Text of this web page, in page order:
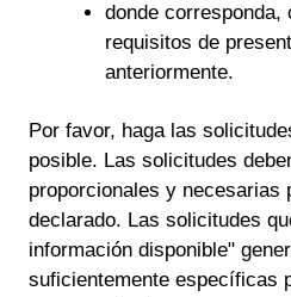
donde corresponda,
requisitos de
anteriormente.
Por favor, haga las
posible. Las solicitudes
proporcionales y necesarias
declarado. Las solicitudes
información disponible"
suficientemente específicas